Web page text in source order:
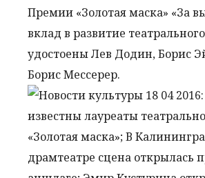
Премии «Золотая маска» «За
вклад в развитие
удостоены Лев Додин, Борис
Борис Мессерер.